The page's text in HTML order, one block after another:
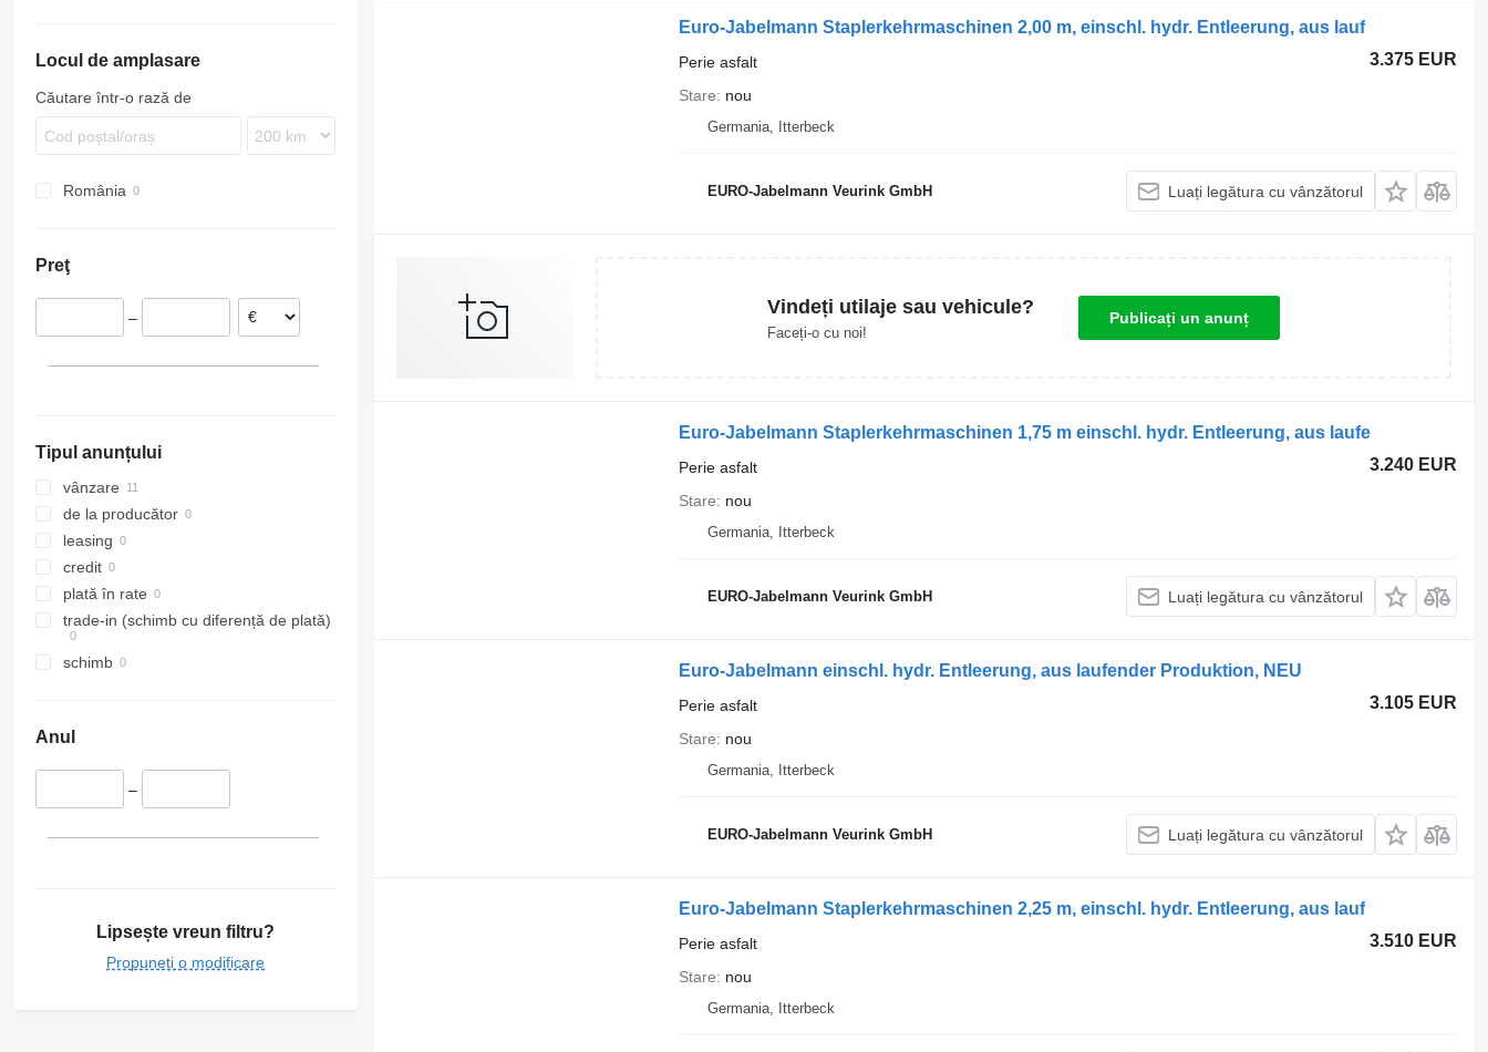
Locul de amplasare
Căutare într-o rază de
România
Preţ
–
Tipul anunțului
vânzare
de la producător
leasing
credit
plată în rate
trade-in (schimb cu diferență de plată)
schimb
Anul
–
Lipsește vreun filtru?
Propuneți o modificare
Euro-Jabelmann Staplerkehrmaschinen 2,00 m, einschl. hydr. Entleerung, aus lauf
3.375 EUR
Perie asfalt
Stare
nou
Germania, Itterbeck
EURO-Jabelmann Veurink GmbH Luați legătura cu vânzătorul
Vindeți utilaje sau vehicule?
Faceți-o cu noi!
Publicați un anunț
Euro-Jabelmann Staplerkehrmaschinen 1,75 m einschl. hydr. Entleerung, aus laufe
3.240 EUR
Perie asfalt
Stare
nou
Germania, Itterbeck
EURO-Jabelmann Veurink GmbH Luați legătura cu vânzătorul
Euro-Jabelmann einschl. hydr. Entleerung, aus laufender Produktion, NEU
3.105 EUR
Perie asfalt
Stare
nou
Germania, Itterbeck
EURO-Jabelmann Veurink GmbH Luați legătura cu vânzătorul
Euro-Jabelmann Staplerkehrmaschinen 2,25 m, einschl. hydr. Entleerung, aus lauf
3.510 EUR
Perie asfalt
Stare
nou
Germania, Itterbeck